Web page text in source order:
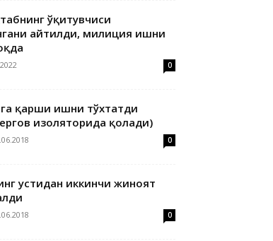
ўқитувчиси
айтилди, милиция ишни
0
қарши ишни тўхтатди
изоляторида қолади)
0
устидан иккинчи жиноят
0